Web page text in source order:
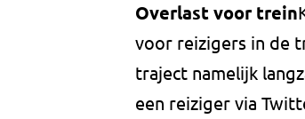
Overlast voor trein
voor reizigers in de
traject namelijk
een reiziger via